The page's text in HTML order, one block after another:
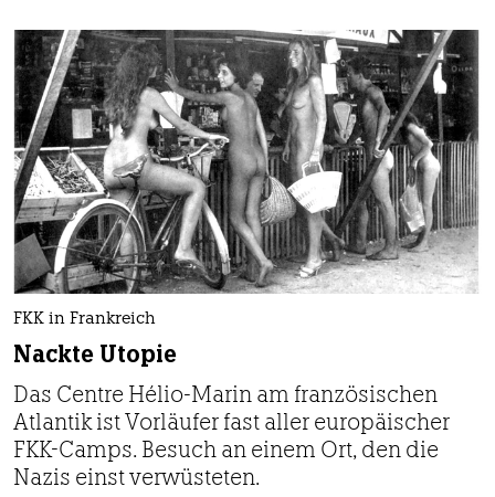
abo
genossenschaft
epaper login
FKK in Frankreich
Nackte Utopie
Das Centre Hélio-Marin am französischen
Atlantik ist Vorläufer fast aller europäischer
FKK-Camps. Besuch an einem Ort, den die
Nazis einst verwüsteten.